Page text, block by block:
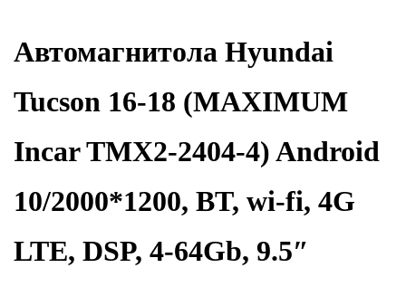
Автомагнитола Hyundai
Tucson 16-18 (MAXIMUM
Incar TMX2-2404-4) Android
10/2000*1200, BT, wi-fi, 4G
LTE, DSP, 4-64Gb, 9.5″